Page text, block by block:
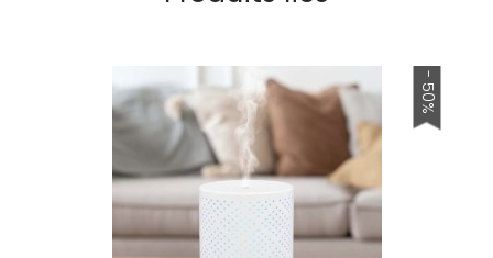
- 50%